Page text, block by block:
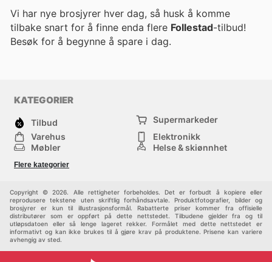
Vi har nye brosjyrer hver dag, så husk å komme
tilbake snart for å finne enda flere Follestad-tilbud!
Besøk for å begynne å spare i dag.
KATEGORIER
Tilbud
Supermarkeder
Varehus
Elektronikk
Møbler
Helse & skjønnhet
Sport
Flere kategorier
Copyright © 2026. Alle rettigheter forbeholdes. Det er forbudt å kopiere eller
reprodusere tekstene uten skriftlig forhåndsavtale. Produktfotografier, bilder og
brosjyrer er kun til illustrasjonsformål. Rabatterte priser kommer fra offisielle
distributører som er oppført på dette nettstedet. Tilbudene gjelder fra og til
utløpsdatoen eller så lenge lageret rekker. Formålet med dette nettstedet er
informativt og kan ikke brukes til å gjøre krav på produktene. Prisene kan variere
avhengig av sted.